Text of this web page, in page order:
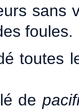
sans
foules.
toutes
de